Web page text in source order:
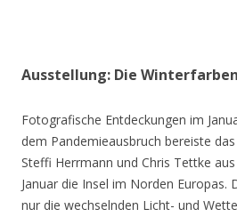
Ausstellung: Die
Fotografische Entdeckungen im
dem Pandemieausbruch bereiste
Steffi Herrmann und Chris Tettke
Januar die Insel im Norden Europas.
nur die wechselnden Licht- und